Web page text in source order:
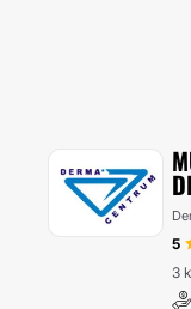
5
3